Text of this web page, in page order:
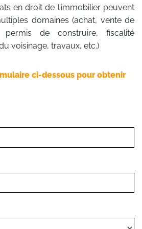
en droit de l’immobilier peuvent
domaines (achat, vente de
permis de construire, fiscalité
voisinage, travaux, etc.)
ci-dessous pour obtenir